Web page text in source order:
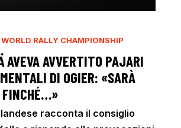
WORLD RALLY CHAMPIONSHIP
AVEVA AVVERTITO PAJARI
DI OGIER: «SARÀ
FINCHÉ…»
racconta il consiglio